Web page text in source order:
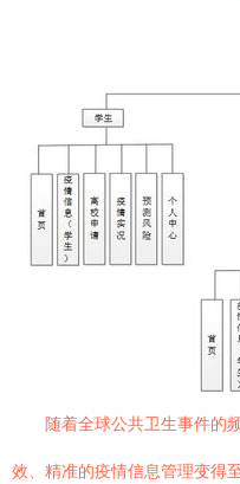
随着全球公共卫生事件的
效、精准的疫情信息管理变得